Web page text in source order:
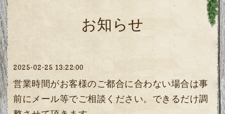
お知らせ
2025-02-25 13:22:00
営業時間がお客様のご都合に合わない場合は事
前にメール等でご相談ください。できるだけ調